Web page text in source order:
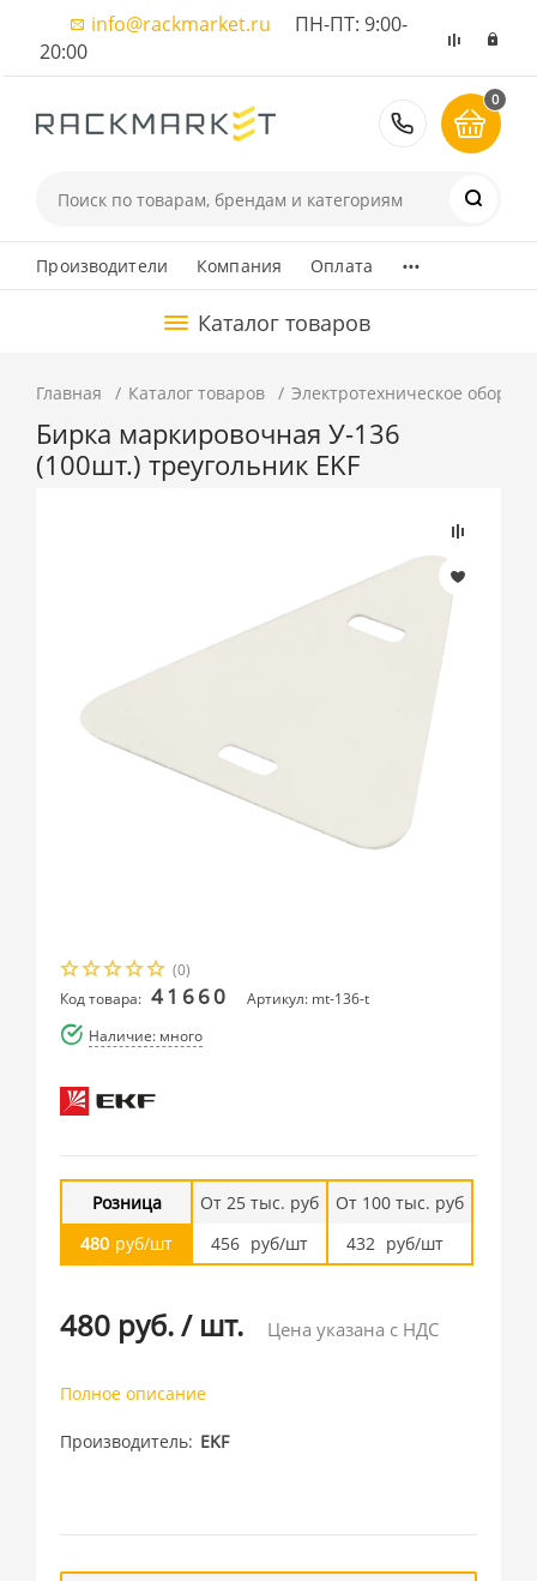
info@rackmarket.ru ПН-ПТ: 9:00-
20:00
8 (495)
0
Производители Компания Оплата ...
Каталог товаров
Главная Каталог товаров Электротехническое
Бирка маркировочная У-136
(100шт.) треугольник EKF
(0)
Код товара: 41660
Артикул: mt-136-t
Наличие: много
Розница
480 руб/шт
От 25 тыс. руб
456 руб/шт
От 100 тыс. руб
432 руб/шт
480 руб./ шт. Цена указана с НДС
Полное описание
Производитель EKF